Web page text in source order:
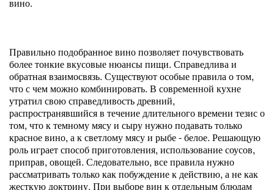
Правильно подобранное вино позволяет почувствовать
более тонкие вкусовые нюансы пищи. Справедлива и
обратная взаимосвязь. Существуют особые правила о том,
что с чем можно комбинировать. В современной кухне
утратил свою справедливость древний,
распространявшийся в течение длительного времени тезис о
том, что к темному мясу и сыру нужно подавать только
красное вино, а к светлому мясу и рыбе - белое. Решающую
роль играет способ приготовления, использование соусов,
приправ, овощей. Следовательно, все правила нужно
рассматривать только как побуждение к действию, а не как
жесткую доктрину. При выборе вин к отдельным блюдам